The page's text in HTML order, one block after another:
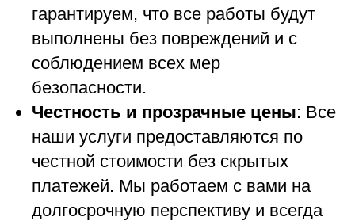
гарантируем, что все работы будут
выполнены без повреждений и с
соблюдением всех мер
безопасности.
Честность и прозрачные цены: Все
наши услуги предоставляются по
честной стоимости без скрытых
платежей. Мы работаем с вами на
долгосрочную перспективу и всегда